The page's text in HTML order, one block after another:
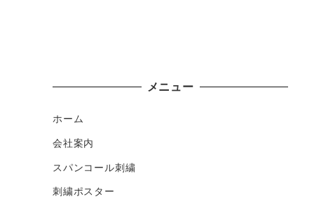
メニュー
ホーム
会社案内
スパンコール刺繍
刺繍ポスター